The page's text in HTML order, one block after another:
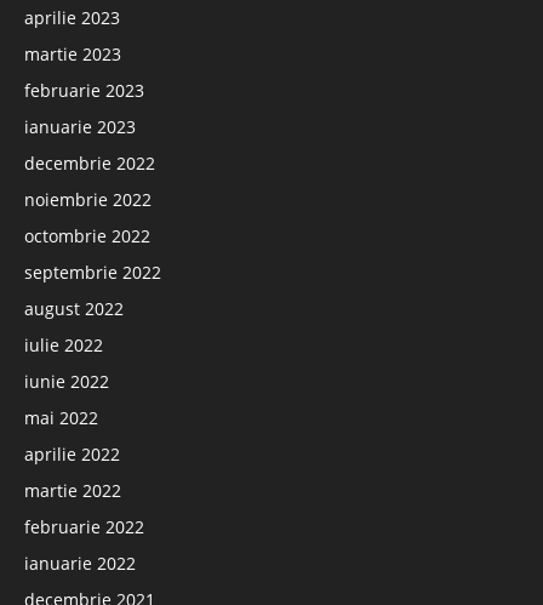
aprilie 2023
martie 2023
februarie 2023
ianuarie 2023
decembrie 2022
noiembrie 2022
octombrie 2022
septembrie 2022
august 2022
iulie 2022
iunie 2022
mai 2022
aprilie 2022
martie 2022
februarie 2022
ianuarie 2022
decembrie 2021